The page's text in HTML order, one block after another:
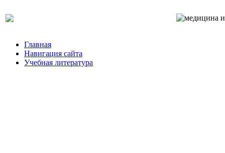
Главная
Навигация сайта
Учебная литература